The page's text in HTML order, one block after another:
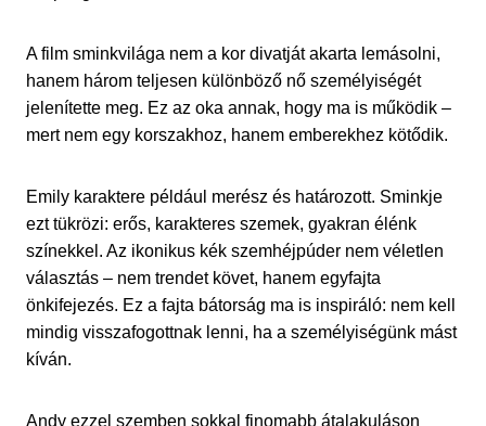
A film sminkvilága nem a kor divatját akarta lemásolni,
hanem három teljesen különböző nő személyiségét
jelenítette meg. Ez az oka annak, hogy ma is működik –
mert nem egy korszakhoz, hanem emberekhez kötődik.
Emily karaktere például merész és határozott. Sminkje
ezt tükrözi: erős, karakteres szemek, gyakran élénk
színekkel. Az ikonikus kék szemhéjpúder nem véletlen
választás – nem trendet követ, hanem egyfajta
önkifejezés. Ez a fajta bátorság ma is inspiráló: nem kell
mindig visszafogottnak lenni, ha a személyiségünk mást
kíván.
Andy ezzel szemben sokkal finomabb átalakuláson